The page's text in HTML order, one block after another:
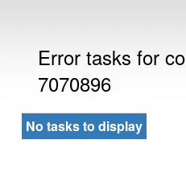
Error tasks for
7070896
No tasks to display